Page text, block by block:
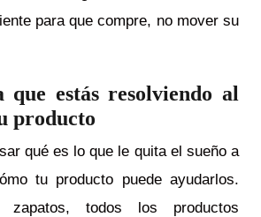
para que compre, no mover su
estás resolviendo al
producto
qué es lo que le quita el sueño a
tu producto puede ayudarlos.
todos los productos